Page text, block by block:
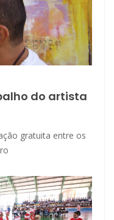
do artista
gratuita entre os